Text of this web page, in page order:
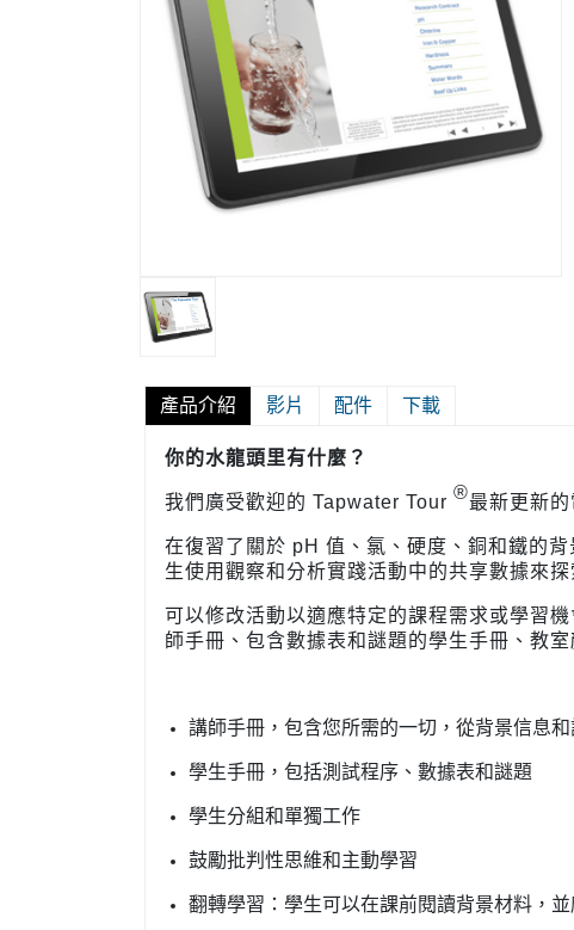
產品介紹 影片 配件 下載
你的水龍頭里有什麼？
我們廣受歡迎的 Tapwater Tour ®最新更新
在復習了關於 pH 值、氯、硬度、銅和鐵的
生使用觀察和分析實踐活動中的共享數據來探
可以修改活動以適應特定的課程需求或學習機
師手冊、包含數據表和謎題的學生手冊、教
講師手冊，包含您所需的一切，從背景信息
學生手冊，包括測試程序、數據表和謎題
學生分組和單獨工作
鼓勵批判性思維和主動學習
翻轉學習：學生可以在課前閱讀背景材料，